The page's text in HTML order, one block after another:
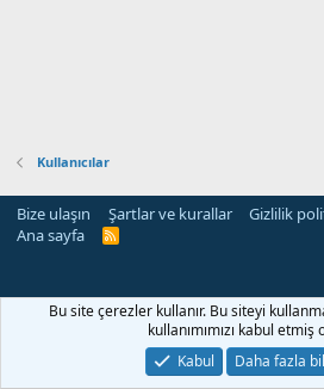
Kullanıcılar
Bize ulaşın Şartlar ve kurallar Gizlilik
Ana sayfa
R
siteleri
Bu site çerezler kullanır. Bu siteyi
kullanımımızı kabul etmiş
Kabul
Daha fazla